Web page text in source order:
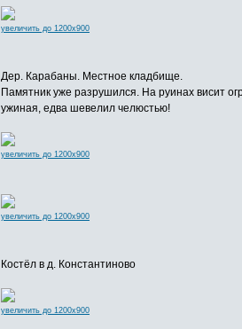
увеличить до 1200x900
Дер. Карабаны. Местное кладбище.
Памятник уже разрушился. На руинах висит
ужиная, едва шевелил челюстью!
увеличить до 1200x900
увеличить до 1200x900
Костёл в д. Константиново
увеличить до 1200x900